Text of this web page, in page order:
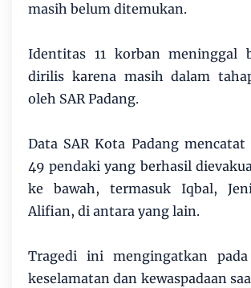
masih belum ditemukan.
Identitas 11 korban meninggal
dirilis karena masih dalam
oleh SAR Padang.
Data SAR Kota Padang
49 pendaki yang berhasil
ke bawah, termasuk Iqbal,
Alifian, di antara yang lain.
Tragedi ini mengingatkan
keselamatan dan kewaspadaan